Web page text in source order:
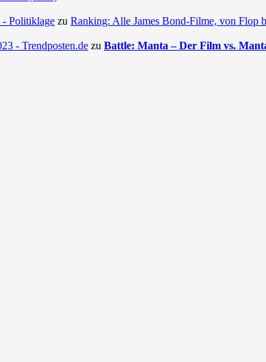
- Politiklage zu Ranking: Alle James Bond-Filme, von Flop
- Trendposten.de zu Battle: Manta – Der Film vs.